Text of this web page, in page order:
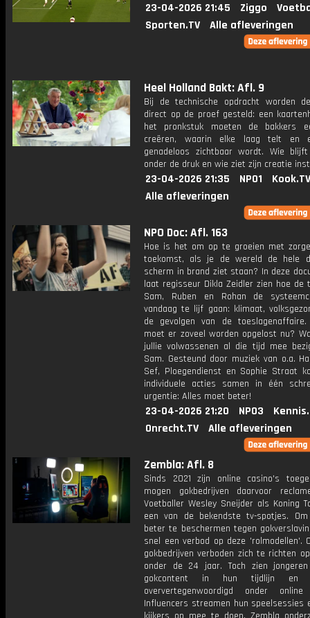
23-04-2026 21:45 Ziggo
Sporten.TV
Alle afleveringen
Heel Holland Bakt: Afl. 9
Bij de technische opdracht worden
direct op de proef gesteld: een
het pronkstuk moeten de bakkers
creëren, waarin elke laag telt en
genadeloos zichtbaar wordt. Wie
onder de druk en wie ziet zijn creatie
23-04-2026 21:35 NPO1
Kook.TV
Alle afleveringen
NPO Doc: Afl. 163
Hoe is het om op te groeien met
toekomst, als je de wereld de hele
scherm in brand ziet staan? In deze
laat regisseur Dikla Zeidler zien hoe de
Sam, Ruben en Rohan de
vandaag te lijf gaan: klimaat,
de gevolgen van de toeslagenaffaire.
moet er zoveel worden opgelost nu?
jullie volwassenen al die tijd mee
Sam. Gesteund door muziek van o.a.
Sef, Ploegendienst en Sophie Straat
individuele acties samen in één
urgentie: Alles moet beter!
23-04-2026 21:20 NPO3
Onrecht.TV
Alle afleveringen
Zembla: Afl. 8
Sinds 2021 zijn online casino's
mogen gokbedrijven daarvoor
Voetballer Wesley Sneijder als Koning
een van de bekendste tv-spotjes. Om
beter te beschermen tegen
snel een verbod op deze 'rolmodellen'.
gokbedrijven verboden zich te richten
onder de 24 jaar. Toch zien
gokcontent in hun tijdlijn en
oververtegenwoordigd onder online
Influencers streamen hun speelsessies